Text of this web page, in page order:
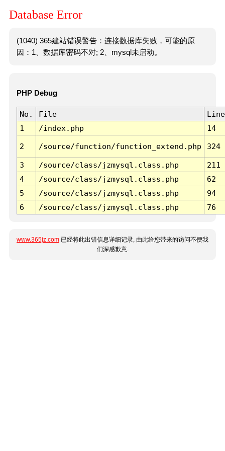
Database Error
(1040) 365建站错误警告：连接数据库失败，可能的原
因：1、数据库密码不对; 2、mysql未启动。
PHP Debug
No. File
Line
1
/index.php 14
2 /source/function/function_extend.php 324
3 /source/class/jzmysql.class.php
211
4
/source/class/jzmysql.class.php
62
5
/source/class/jzmysql.class.php
94
6
/source/class/jzmysql.class.php 76
www.365jz.com 已经将此出错信息详细记录, 由此给您带来的访问不便我
们深感歉意.